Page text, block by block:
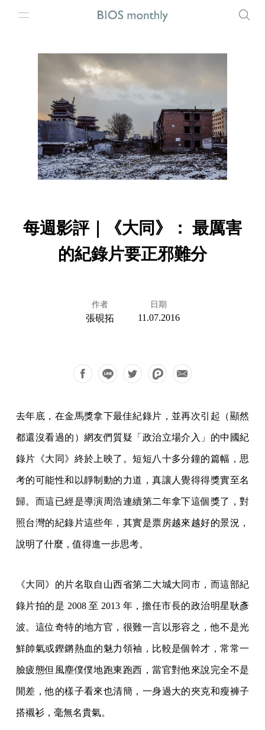
每週影評｜《大同》： 最厲害
的紀錄片要正邪難分
作者
張硯拓
日期
11.07.2016
去年底，在金馬獎拿下最佳紀錄片，並再次引起（顯然
都還沒看過的）網友們質疑「政治立場介入」的中國紀
錄片《大同》終於上映了。短短八十多分鐘的篇幅，思
考的可能性和以靜制動的力道，真讓人覺得得獎實至名
歸。而這已經是導演周浩連續第二年拿下這個獎了，對
照台灣的紀錄片這些年，其實是票房越來越好的景況，
說明了什麼，值得進一步思考。
《大同》的片名取自山西省第二大城大同市，而這部紀
錄片拍的是 2008 至 2013 年，擔任市長的政治明星耿彥
波。這位奇特的地方官，很難一言以形容之，他不是光
鮮帥氣或鏗鏘熱血的魅力領袖，比較是個幹才，常常一
臉疲態但風塵僕僕地跑東跑西，當官對他來說完全不是
閒差，他的樣子看來也清簡，一身過大的夾克和瘦褲子
搭襯衫，毫無名貴氣。